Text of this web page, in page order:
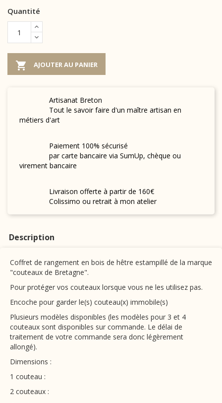
Quantité
 AJOUTER AU PANIER
Artisanat Breton
Tout le savoir faire d'un maître artisan en
métiers d'art
Paiement 100% sécurisé
par carte bancaire via SumUp, chèque ou
virement bancaire
Livraison offerte à partir de 160€
Colissimo ou retrait à mon atelier
Description
Coffret de rangement en bois de hêtre estampillé de la marque
"couteaux de Bretagne".
Pour protéger vos couteaux lorsque vous ne les utilisez pas.
Encoche pour garder le(s) couteau(x) immobile(s)
Plusieurs modèles disponibles (les modèles pour 3 et 4
couteaux sont disponibles sur commande. Le délai de
traitement de votre commande sera donc légèrement
allongé).
Dimensions :
1 couteau :
2 couteaux :